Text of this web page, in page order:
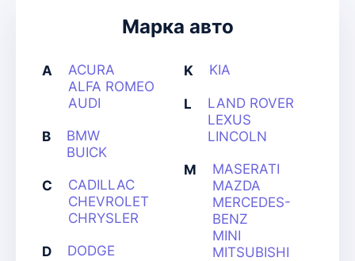
Марка авто
A
ACURA
ALFA ROMEO
AUDI
B
BMW
BUICK
C
CADILLAC
CHEVROLET
CHRYSLER
D DODGE
K KIA
L
LAND ROVER
LEXUS
LINCOLN
M
MASERATI
MAZDA
MERCEDES-
BENZ
MINI
MITSUBISHI